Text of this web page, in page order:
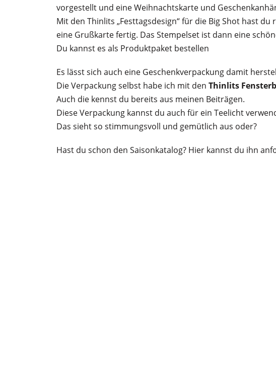
vorgestellt und eine Weihnachtskarte und
Mit den Thinlits „Festtagsdesign“ für die Big Shot hast du
eine Grußkarte fertig. Das Stempelset ist dann eine
Du kannst es als Produktpaket bestellen
Es lässt sich auch eine Geschenkverpackung damit
Die Verpackung selbst habe ich mit den Thinlits
Auch die kennst du bereits aus meinen Beiträgen.
Diese Verpackung kannst du auch für ein Teelicht
Das sieht so stimmungsvoll und gemütlich aus oder?
Hast du schon den Saisonkatalog? Hier kannst du ihn